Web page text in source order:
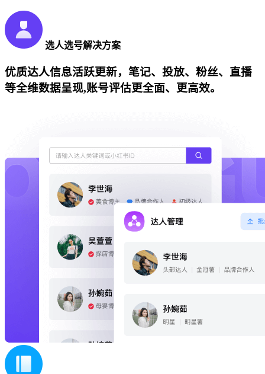
选人选号解决方案
优质达人信息活跃更新，笔记、投放、粉丝、直播
等全维数据呈现,账号评估更全面、更高效。